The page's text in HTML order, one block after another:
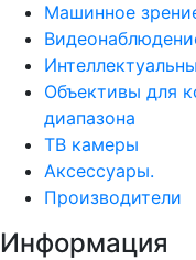
Машинное
Объективы для
диапазона
ТВ камеры
Аксессуары.
Производители
Информация